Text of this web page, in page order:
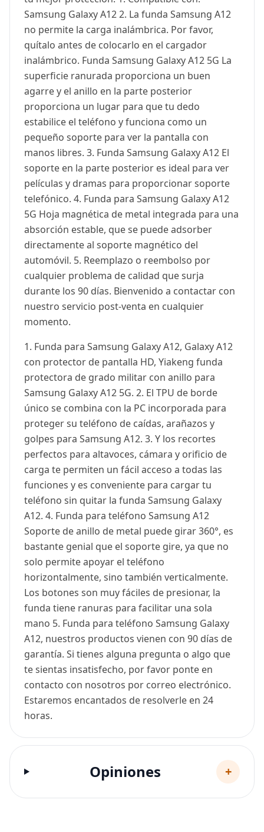
Samsung Galaxy A12 2. La funda Samsung A12
no permite la carga inalámbrica. Por favor,
quítalo antes de colocarlo en el cargador
inalámbrico. Funda Samsung Galaxy A12 5G La
superficie ranurada proporciona un buen
agarre y el anillo en la parte posterior
proporciona un lugar para que tu dedo
estabilice el teléfono y funciona como un
pequeño soporte para ver la pantalla con
manos libres. 3. Funda Samsung Galaxy A12 El
soporte en la parte posterior es ideal para ver
películas y dramas para proporcionar soporte
telefónico. 4. Funda para Samsung Galaxy A12
5G Hoja magnética de metal integrada para una
absorción estable, que se puede adsorber
directamente al soporte magnético del
automóvil. 5. Reemplazo o reembolso por
cualquier problema de calidad que surja
durante los 90 días. Bienvenido a contactar con
nuestro servicio post-venta en cualquier
momento.
️1. Funda para Samsung Galaxy A12, Galaxy A12
con protector de pantalla HD, Yiakeng funda
protectora de grado militar con anillo para
Samsung Galaxy A12 5G. ️2. El TPU de borde
único se combina con la PC incorporada para
proteger su teléfono de caídas, arañazos y
golpes para Samsung A12. ️3. Y los recortes
perfectos para altavoces, cámara y orificio de
carga te permiten un fácil acceso a todas las
funciones y es conveniente para cargar tu
teléfono sin quitar la funda Samsung Galaxy
A12. ️4. Funda para teléfono Samsung A12
Soporte de anillo de metal puede girar 360°, es
bastante genial que el soporte gire, ya que no
solo permite apoyar el teléfono
horizontalmente, sino también verticalmente.
Los botones son muy fáciles de presionar, la
funda tiene ranuras para facilitar una sola
mano ️5. Funda para teléfono Samsung Galaxy
A12, nuestros productos vienen con 90 días de
garantía. Si tienes alguna pregunta o algo que
te sientas insatisfecho, por favor ponte en
contacto con nosotros por correo electrónico.
Estaremos encantados de resolverle en 24
horas.
Opiniones +